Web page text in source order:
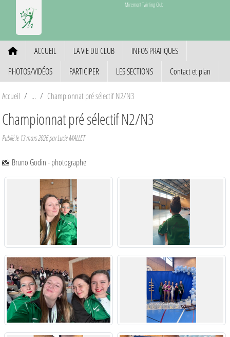
Miremont Twirling Club
ACCUEIL LA VIE DU CLUB
INFOS PRATIQUES
PHOTOS/VIDÉOS
PARTICIPER LES SECTIONS Contact et plan
Accueil Championnat pré sélectif N2/N3
Championnat pré sélectif N2/N3
Publié le 13 mars 2026par Lucie MALLET
📸 Bruno Godin - photographe
Panneau de gestion des cookies